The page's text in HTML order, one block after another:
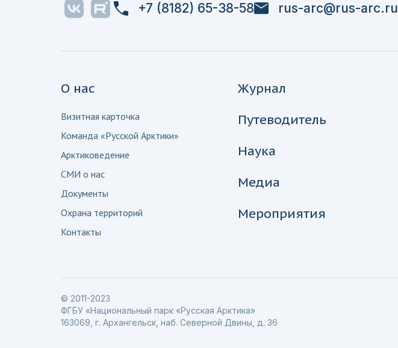
+7 (8182) 65-38-58 rus-arc@rus-arc.ru
О нас
Визитная карточка
Команда «Русской Арктики»
Арктиковедение
СМИ о нас
Документы
Охрана территорий
Контакты
Журнал
Путеводитель
Наука
Медиа
Мероприятия
© 2011-2023
ФГБУ «Национальный парк «Русская Арктика»
163069, г. Архангельск, наб. Северной Двины, д. 36